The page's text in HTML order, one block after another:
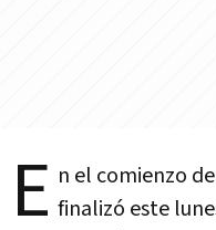
E n el comienzo
finalizó este